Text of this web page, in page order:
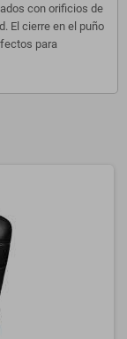
con orificios de
El cierre en el puño
para